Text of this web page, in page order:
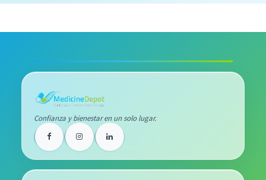
Confianza y bienestar en un solo lugar.